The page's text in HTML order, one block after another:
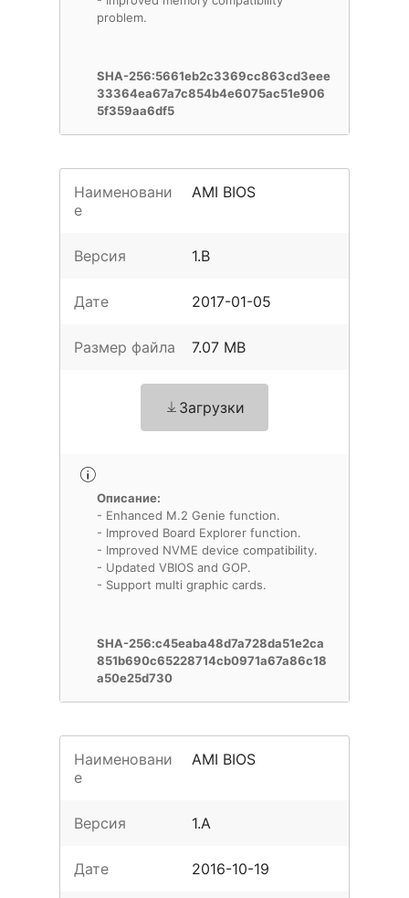
problem.
SHA-256:5661eb2c3369cc863cd3eee
33364ea67a7c854b4e6075ac51e906
5f359aa6df5
Наименовани
е
AMI BIOS
Версия 1.B
Дате 2017-01-05
Размер файла 7.07 MB
Загрузки
Описание:
- Enhanced M.2 Genie function.
- Improved Board Explorer function.
- Improved NVME device compatibility.
- Updated VBIOS and GOP.
- Support multi graphic cards.
SHA-256:c45eaba48d7a728da51e2ca
851b690c65228714cb0971a67a86c18
a50e25d730
Наименовани
е
AMI BIOS
Версия 1.A
Дате 2016-10-19